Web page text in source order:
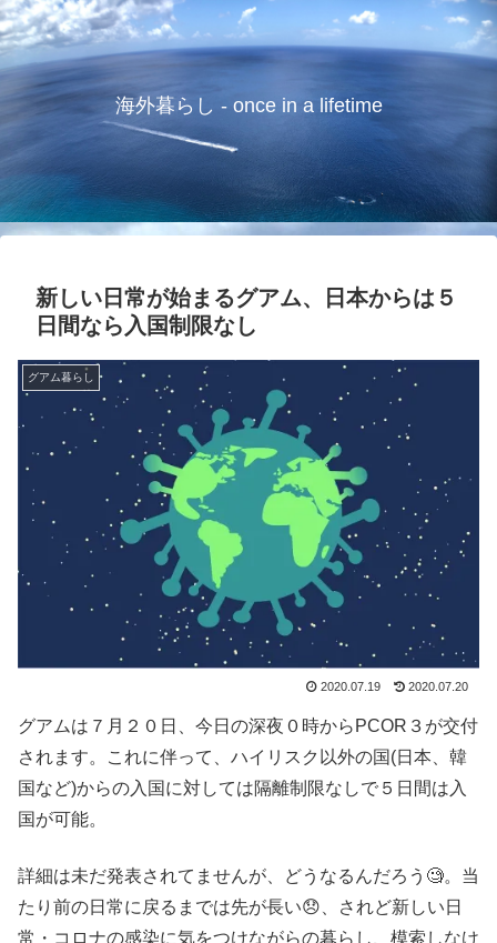
海外暮らし - once in a lifetime
新しい日常が始まるグアム、日本からは５
日間なら入国制限なし
グアム暮らし
2020.07.19 2020.07.20
グアムは７月２０日、今日の深夜０時からPCOR３が交付
されます。これに伴って、ハイリスク以外の国(日本、韓
国など)からの入国に対しては隔離制限なしで５日間は入
国が可能。
詳細は未だ発表されてませんが、どうなるんだろう🧐。当
たり前の日常に戻るまでは先が長い😞、されど新しい日
常・コロナの感染に気をつけながらの暮らし、模索しなけ